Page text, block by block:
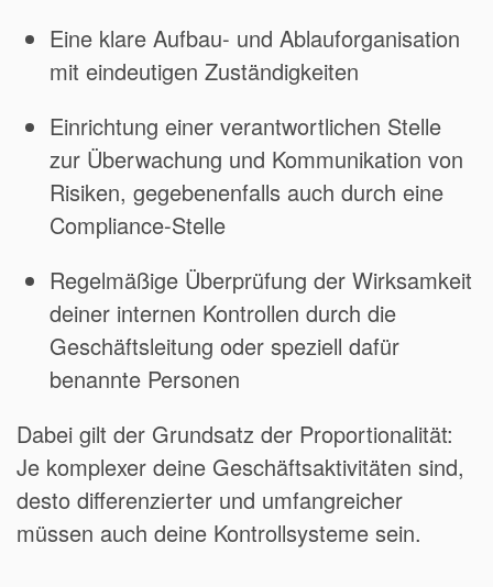
Eine klare Aufbau- und Ablauforganisation
mit eindeutigen Zuständigkeiten
Einrichtung einer verantwortlichen Stelle
zur Überwachung und Kommunikation von
Risiken, gegebenenfalls auch durch eine
Compliance-Stelle
Regelmäßige Überprüfung der Wirksamkeit
deiner internen Kontrollen durch die
Geschäftsleitung oder speziell dafür
benannte Personen
Dabei gilt der Grundsatz der Proportionalität:
Je komplexer deine Geschäftsaktivitäten sind,
desto differenzierter und umfangreicher
müssen auch deine Kontrollsysteme sein.